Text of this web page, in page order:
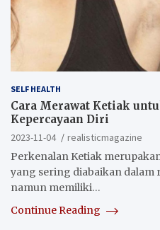
SELF HEALTH
Cara Merawat Ketiak
Kepercayaan Diri
2023-11-04
realisticmagazine
Perkenalan Ketiak
yang sering diabaikan dalam
namun memiliki…
Continue Reading